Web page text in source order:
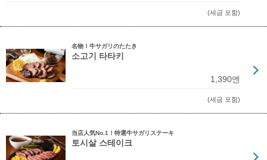
(세금 포함)
名物！牛サガリのたたき
소고기 타타키
1,390엔
(세금 포함)
当店人気No.1！特選牛サガリステーキ
토시살 스테이크